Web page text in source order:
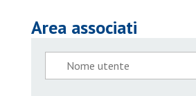
Area associati